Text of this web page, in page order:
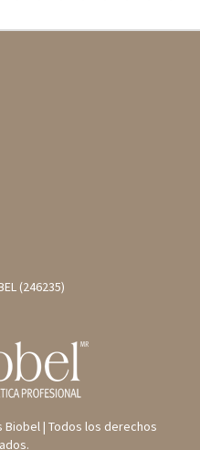
(246235)
| Todos los derechos